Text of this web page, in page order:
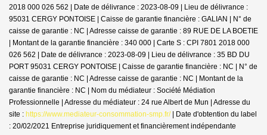
2018 000 026 562 | Date de délivrance : 2023-08-09 | Lieu de délivrance :
95031 CERGY PONTOISE | Caisse de garantie financière : GALIAN | N° de
caisse de garantie : NC | Adresse caisse de garantie : 89 RUE DE LA BOETIE
| Montant de la garantie financière : 340 000 | Carte S : CPI 7801 2018 000
026 562 | Date de délivrance : 2023-08-09 | Lieu de délivrance : 35 BD DU
PORT 95031 CERGY PONTOISE | Caisse de garantie financière : NC | N° de
caisse de garantie : NC | Adresse caisse de garantie : NC | Montant de la
garantie financière : NC | Nom du médiateur : Société Médiation
Professionnelle | Adresse du médiateur : 24 rue Albert de Mun | Adresse du
site : https://www.mediateur-consommation-smp.fr/| Date d'obtention du label
: 20/02/2021 Entreprise juridiquement et financièrement indépendante